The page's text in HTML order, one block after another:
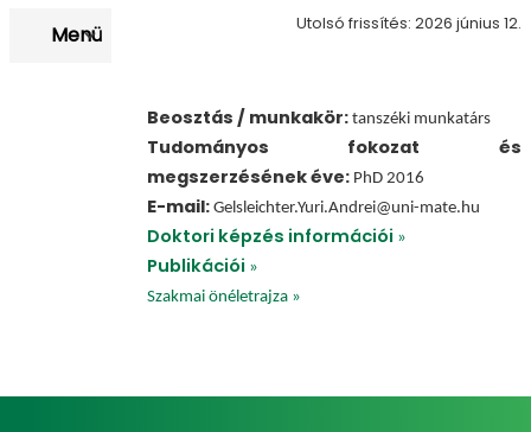
Menü Utolsó frissítés: 2026 június 12.
Beosztás / munkakör:tanszéki munkatárs
Tudományos fokozat és
megszerzésének éve: PhD 2016
E-mail: Gelsleichter.Yuri.Andrei@uni-mate.hu
Doktori képzés információi »
Publikációi »
Szakmai önéletrajza »